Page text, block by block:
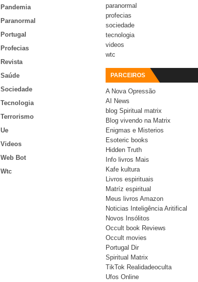
Pandemia
Paranormal
Portugal
Profecias
Revista
Saúde
Sociedade
Tecnologia
Terrorismo
Ue
Videos
Web Bot
Wtc
paranormal
profecias
sociedade
tecnologia
videos
wtc
PARCEIROS
A Nova Opressão
AI News
blog Spiritual matrix
Blog vivendo na Matrix
Enigmas e Misterios
Esoteric books
Hidden Truth
Info livros Mais
Kafe kultura
Livros espirituais
Matríz espiritual
Meus livros Amazon
Noticias Inteligência Aritifical
Novos Insólitos
Occult book Reviews
Occult movies
Portugal Dir
Spiritual Matrix
TikTok Realidadeoculta
Ufos Online